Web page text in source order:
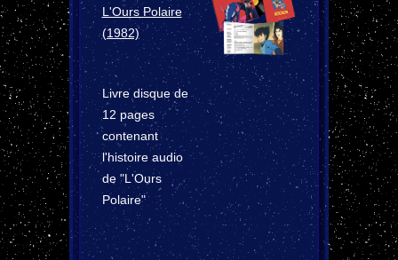
L'Ours Polaire
(1982)
Livre disque de
12 pages
contenant
l'histoire audio
de "L'Ours
Polaire"